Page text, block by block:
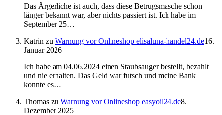
Das Ärgerliche ist auch, dass diese Betrugsmasche schon
länger bekannt war, aber nichts passiert ist. Ich habe im
September 25…
Katrin zu Warnung vor Onlineshop elisaluna-handel24.de16.
Januar 2026
Ich habe am 04.06.2024 einen Staubsauger bestellt, bezahlt
und nie erhalten. Das Geld war futsch und meine Bank
konnte es…
Thomas zu Warnung vor Onlineshop easyoil24.de8.
Dezember 2025